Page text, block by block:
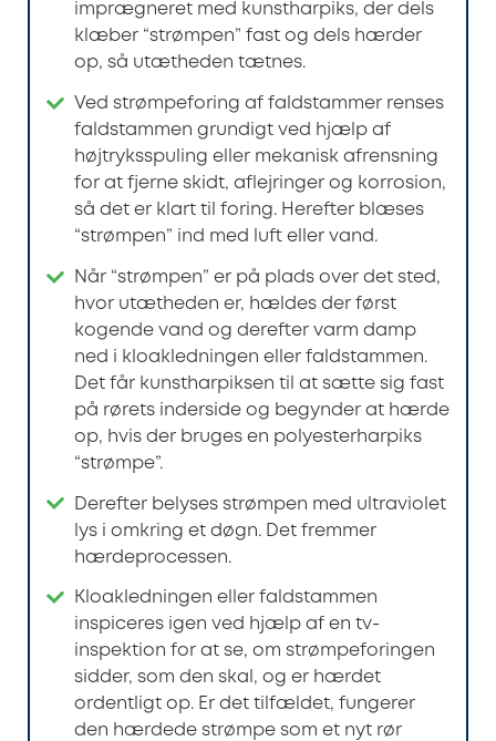
imprægneret med kunstharpiks, der dels
klæber “strømpen” fast og dels hærder
op, så utætheden tætnes.
Ved strømpeforing af faldstammer renses
faldstammen grundigt ved hjælp af
højtryksspuling eller mekanisk afrensning
for at fjerne skidt, aflejringer og korrosion,
så det er klart til foring. Herefter blæses
“strømpen” ind med luft eller vand.
Når “strømpen” er på plads over det sted,
hvor utætheden er, hældes der først
kogende vand og derefter varm damp
ned i kloakledningen eller faldstammen.
Det får kunstharpiksen til at sætte sig fast
på rørets inderside og begynder at hærde
op, hvis der bruges en polyesterharpiks
“strømpe”.
Derefter belyses strømpen med ultraviolet
lys i omkring et døgn. Det fremmer
hærdeprocessen.
Kloakledningen eller faldstammen
inspiceres igen ved hjælp af en tv-
inspektion for at se, om strømpeforingen
sidder, som den skal, og er hærdet
ordentligt op. Er det tilfældet, fungerer
den hærdede strømpe som et nyt rør